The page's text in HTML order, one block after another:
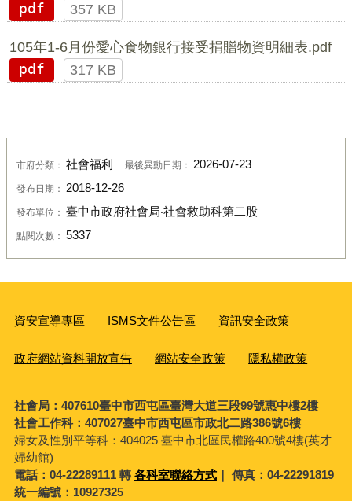
pdf
357 KB
105年1-6月份愛心食物銀行接受捐贈物資明細表.pdf
pdf
317 KB
市府分類： 社會福利 最後異動日期： 2026-07-23
發布日期： 2018-12-26
發布單位： 臺中市政府社會局‧社會救助科第二股
點閱次數： 5337
資安宣導專區 ISMS文件公告區 資訊安全政策
政府網站資料開放宣告 網站安全政策 隱私權政策
社會局：407610臺中市西屯區臺灣大道三段99號惠中樓2樓
社會工作科：407027臺中市西屯區市政北二路386號6樓
婦女及性別平等科： 404025 臺中市北區民權路400號4樓(英才
婦幼館)
電話：04-22289111 轉各科室聯絡方式｜ 傳真：04-22291819
統一編號：10927325